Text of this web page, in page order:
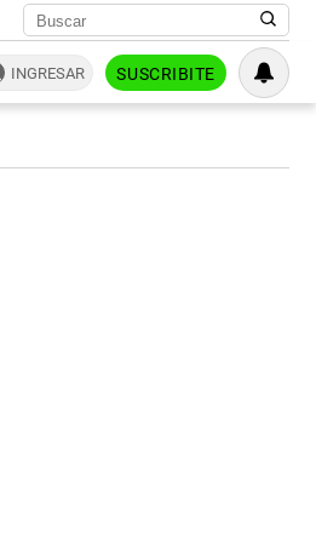
INGRESAR SUSCRIBITE